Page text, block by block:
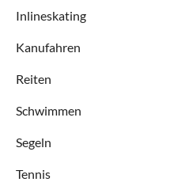
Inlineskating
Kanufahren
Reiten
Schwimmen
Segeln
Tennis